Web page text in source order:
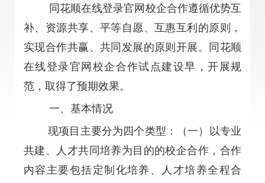
同花顺在线登录官网校企合作遵循优势互
补、资源共享、平等自愿、互惠互利的原则，
实现合作共赢、共同发展的原则开展。同花顺
在线登录官网校企合作试点建设早，开展规
范，取得了预期效果。
一、基本情况
现项目主要分为四个类型：（一）以专业
共建、人才共同培养为目的的校企合作，合作
内容主要包括定制化培养、人才培养全程合